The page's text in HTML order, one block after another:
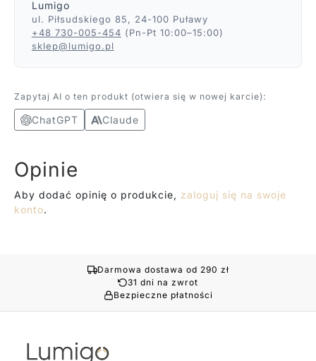
Lumigo
ul. Piłsudskiego 85, 24-100 Puławy
+48 730-005-454 (Pn-Pt 10:00–15:00)
sklep@lumigo.pl
Zapytaj AI o ten produkt (otwiera się w nowej karcie):
ChatGPT Claude
Opinie
Aby dodać opinię o produkcie, zaloguj się na swoje
konto.
Darmowa dostawa od 290 zł
31 dni na zwrot
Bezpieczne płatności